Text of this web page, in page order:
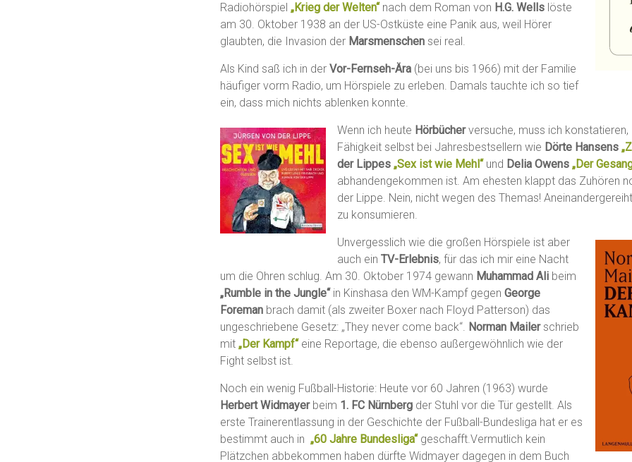
Radiohörspiel „Krieg der Welten“ nach dem Roman von H.G. Wells löste
am 30. Oktober 1938 an der US-Ostküste eine Panik aus, weil Hörer
glaubten, die Invasion der Marsmenschen sei real.
Als Kind saß ich in der Vor-Fernseh-Ära (bei uns bis 1966) mit der Familie
häufiger vorm Radio, um Hörspiele zu erleben. Damals tauchte ich so tief
ein, dass mich nichts ablenken konnte.
Wenn ich heute Hörbücherversuche, muss ich
Fähigkeit selbst bei Jahresbestsellern wie Dörte Hansens
der Lippes „Sex ist wie Mehl“ und Delia Owens „Der
abhandengekommen ist. Am ehesten klappt das Zuhören
der Lippe. Nein, nicht wegen des Themas!
zu konsumieren.
Unvergesslich wie die großen Hörspiele ist aber
auch ein TV-Erlebnis, für das ich mir eine Nacht
um die Ohren schlug. Am 30. Oktober 1974 gewann Muhammad Ali beim
„Rumble in the Jungle“ in Kinshasa den WM-Kampf gegen George
Foreman brach damit (als zweiter Boxer nach Floyd Patterson) das
ungeschriebene Gesetz: „They never come back“. Norman Mailerschrieb
mit „Der Kampf“ eine Reportage, die ebenso außergewöhnlich wie der
Fight selbst ist.
Noch ein wenig Fußball-Historie: Heute vor 60 Jahren (1963) wurde
Herbert Widmayerbeim 1. FC Nürnberg der Stuhl vor die Tür gestellt. Als
erste Trainerentlassung in der Geschichte der Fußball-Bundesliga hat er es
bestimmt auch in „60 Jahre Bundesliga“ geschafft.Vermutlich kein
Plätzchen abbekommen haben dürfte Widmayer dagegen in dem Buch